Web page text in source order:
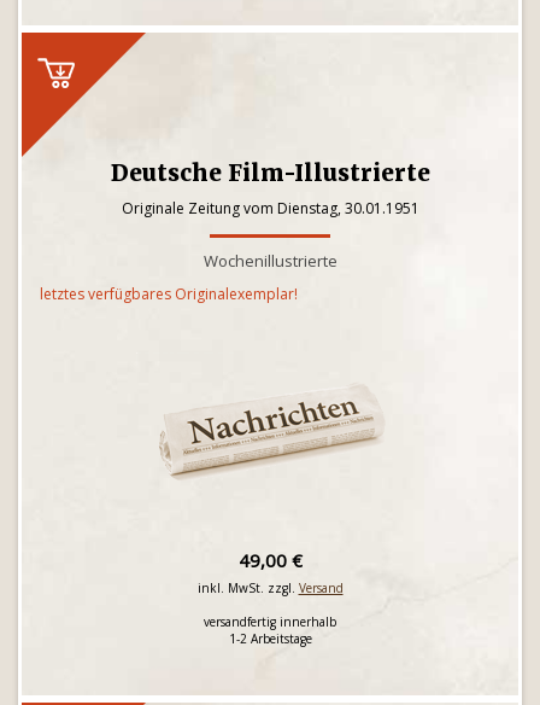
Deutsche Film-Illustrierte
Originale Zeitung vom Dienstag, 30.01.1951
Wochenillustrierte
letztes verfügbares Originalexemplar!
49,00 €
inkl. MwSt. zzgl. Versand
versandfertig innerhalb
1-2 Arbeitstage